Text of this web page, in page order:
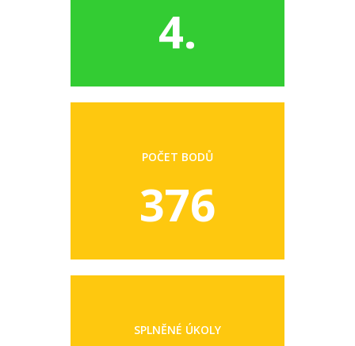
4.
POČET BODŮ
376
SPLNĚNÉ ÚKOLY